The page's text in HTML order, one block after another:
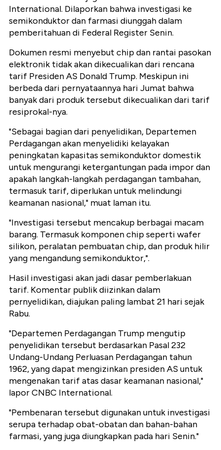
International. Dilaporkan bahwa investigasi ke
semikonduktor dan farmasi diunggah dalam
pemberitahuan di Federal Register Senin.
Dokumen resmi menyebut chip dan rantai pasokan
elektronik tidak akan dikecualikan dari rencana
tarif Presiden AS Donald Trump. Meskipun ini
berbeda dari pernyataannya hari Jumat bahwa
banyak dari produk tersebut dikecualikan dari tarif
resiprokal-nya.
"Sebagai bagian dari penyelidikan, Departemen
Perdagangan akan menyelidiki kelayakan
peningkatan kapasitas semikonduktor domestik
untuk mengurangi ketergantungan pada impor dan
apakah langkah-langkah perdagangan tambahan,
termasuk tarif, diperlukan untuk melindungi
keamanan nasional," muat laman itu.
"Investigasi tersebut mencakup berbagai macam
barang. Termasuk komponen chip seperti wafer
silikon, peralatan pembuatan chip, dan produk hilir
yang mengandung semikonduktor,".
Hasil investigasi akan jadi dasar pemberlakuan
tarif. Komentar publik diizinkan dalam
pernyelidikan, diajukan paling lambat 21 hari sejak
Rabu.
"Departemen Perdagangan Trump mengutip
penyelidikan tersebut berdasarkan Pasal 232
Undang-Undang Perluasan Perdagangan tahun
1962, yang dapat mengizinkan presiden AS untuk
mengenakan tarif atas dasar keamanan nasional,"
lapor CNBC International.
"Pembenaran tersebut digunakan untuk investigasi
serupa terhadap obat-obatan dan bahan-bahan
farmasi, yang juga diungkapkan pada hari Senin."